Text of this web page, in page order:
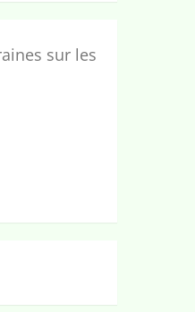
sur les